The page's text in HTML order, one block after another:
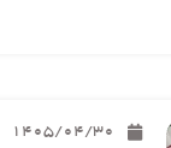
1405/04/30